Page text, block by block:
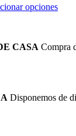
opcionesEste
CASA Compra
Disponemos de